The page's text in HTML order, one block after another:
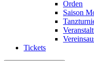
Orden
Saison
Tickets